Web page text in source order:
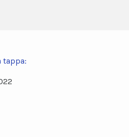
tappa: